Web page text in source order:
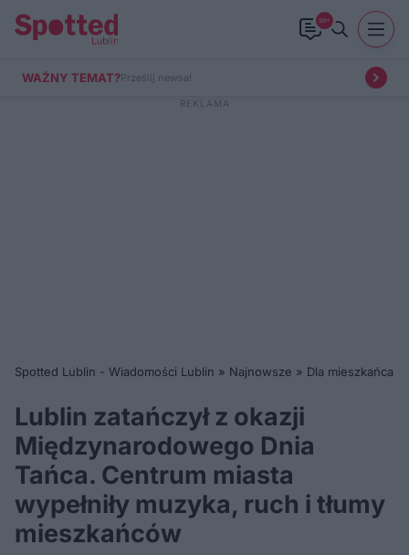
99+
WAŻNY TEMAT?Prześlij newsa!
Spotted Lublin - Wiadomości Lublin » Najnowsze » Dla mieszkańca
Lublin zatańczył z okazji
Międzynarodowego Dnia
Tańca. Centrum miasta
wypełniły muzyka, ruch i tłumy
mieszkańców